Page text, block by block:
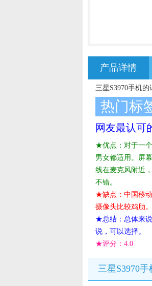
产品详情
三星S3970手机的
热门标
网友最认可
★优点：对于一
男女都适用。屏
线在麦克风附近
不错。
★缺点：中国移
摄像头比较鸡肋
★总结：总体来
说，可以选择。
★评分： 4.0
三星S3970